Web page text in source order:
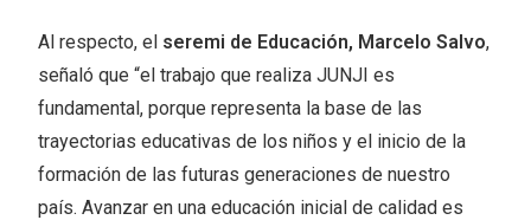
Al respecto, el seremi de Educación, Marcelo Salvo,
señaló que “el trabajo que realiza JUNJI es
fundamental, porque representa la base de las
trayectorias educativas de los niños y el inicio de la
formación de las futuras generaciones de nuestro
país. Avanzar en una educación inicial de calidad es